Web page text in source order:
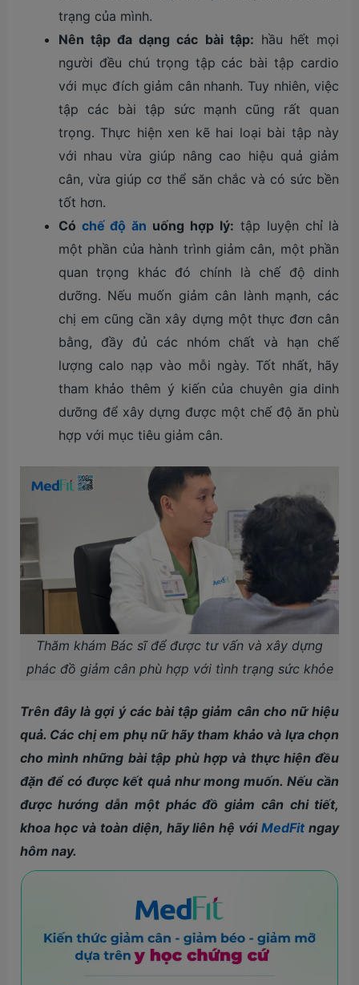
trạng của mình.
Nên tập đa dạng các bài tập: hầu hết mọi
người đều chú trọng tập các bài tập cardio
với mục đích giảm cân nhanh. Tuy nhiên, việc
tập các bài tập sức mạnh cũng rất quan
trọng. Thực hiện xen kẽ hai loại bài tập này
với nhau vừa giúp nâng cao hiệu quả giảm
cân, vừa giúp cơ thể săn chắc và có sức bền
tốt hơn.
Có chế độ ăn uống hợp lý: tập luyện chỉ là
một phần của hành trình giảm cân, một phần
quan trọng khác đó chính là chế độ dinh
dưỡng. Nếu muốn giảm cân lành mạnh, các
chị em cũng cần xây dựng một thực đơn cân
bằng, đầy đủ các nhóm chất và hạn chế
lượng calo nạp vào mỗi ngày. Tốt nhất, hãy
tham khảo thêm ý kiến của chuyên gia dinh
dưỡng để xây dựng được một chế độ ăn phù
hợp với mục tiêu giảm cân.
Thăm khám Bác sĩ để được tư vấn và xây dựng
phác đồ giảm cân phù hợp với tình trạng sức khỏe
Trên đây là gợi ý các bài tập giảm cân cho nữ hiệu
quả. Các chị em phụ nữ hãy tham khảo và lựa chọn
cho mình những bài tập phù hợp và thực hiện đều
đặn để có được kết quả như mong muốn. Nếu cần
được hướng dẫn một phác đồ giảm cân chi tiết,
khoa học và toàn diện, hãy liên hệ vớiMedFitngay
hôm nay.